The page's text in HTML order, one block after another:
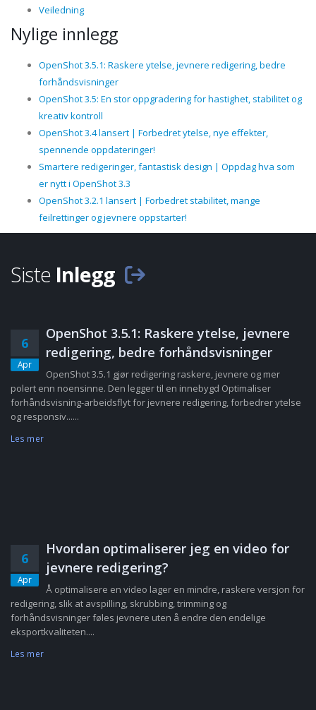
Veiledning
Nylige innlegg
OpenShot 3.5.1: Raskere ytelse, jevnere redigering, bedre
forhåndsvisninger
OpenShot 3.5: En stor oppgradering for hastighet, stabilitet og
kreativ kontroll
OpenShot 3.4 lansert | Forbedret ytelse, nye effekter,
spennende oppdateringer!
Smartere redigeringer, fantastisk design | Oppdag hva som
er nytt i OpenShot 3.3
OpenShot 3.2.1 lansert | Forbedret stabilitet, mange
feilrettinger og jevnere oppstarter!
Siste Inlegg
6
Apr
OpenShot 3.5.1: Raskere ytelse, jevnere
redigering, bedre forhåndsvisninger
OpenShot 3.5.1 gjør redigering raskere, jevnere og mer
polert enn noensinne. Den legger til en innebygd Optimaliser
forhåndsvisning-arbeidsflyt for jevnere redigering, forbedrer ytelse
og responsiv......
Les mer
6
Apr
Hvordan optimaliserer jeg en video for
jevnere redigering?
Å optimalisere en video lager en mindre, raskere versjon for
redigering, slik at avspilling, skrubbing, trimming og
forhåndsvisninger føles jevnere uten å endre den endelige
eksportkvaliteten....
Les mer